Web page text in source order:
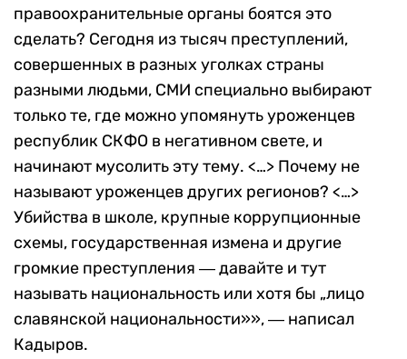
правоохранительные органы боятся это
сделать? Сегодня из тысяч преступлений,
совершенных в разных уголках страны
разными людьми, СМИ специально выбирают
только те, где можно упомянуть уроженцев
республик СКФО в негативном свете, и
начинают мусолить эту тему. <…> Почему не
называют уроженцев других регионов? <…>
Убийства в школе, крупные коррупционные
схемы, государственная измена и другие
громкие преступления ― давайте и тут
называть национальность или хотя бы „лицо
славянской национальности»», ― написал
Кадыров.